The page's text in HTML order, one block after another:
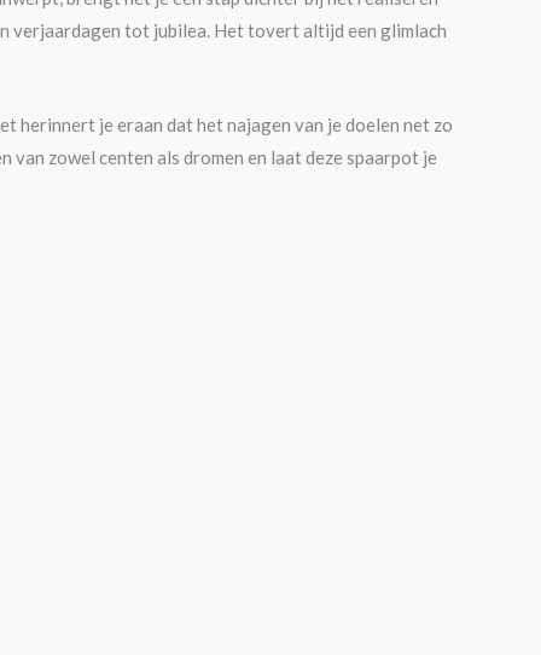
verjaardagen tot jubilea. Het tovert altijd een glimlach
herinnert je eraan dat het najagen van je doelen net zo
van zowel centen als dromen en laat deze spaarpot je